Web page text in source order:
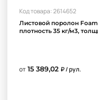
Код товара: 2614652
Листовой поролон
плотность 35 кг/м3,
от 15 389,02 ₽ / рул.